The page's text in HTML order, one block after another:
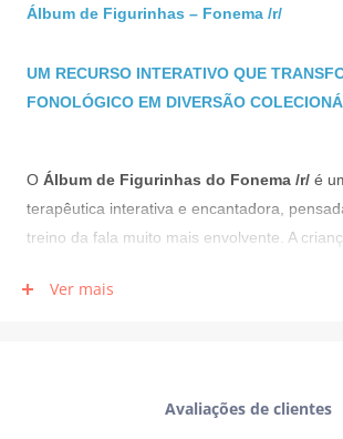
Álbum de Figurinhas – Fonema /r/
UM RECURSO INTERATIVO QUE
FONOLÓGICO EM DIVERSÃO
O Álbum de Figurinhas do Fonema /r/ é
terapêutica interativa e encantadora,
treino da fala muito mais envolvente. A
som /r/ — como jacaré, canguru, pantera,
casa ou no consultório, e até usado com
Ver mais
Avaliações de clientes